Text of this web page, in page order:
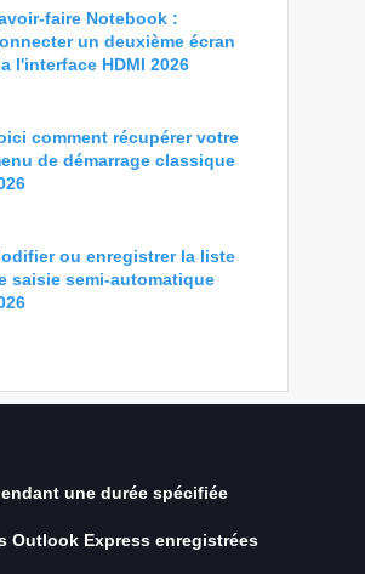
faire Notebook :
un deuxième écran
l'interface HDMI 2026
comment récupérer votre
de démarrage classique
ou enregistrer la liste
saisie semi-automatique
une durée spécifiée
Outlook Express enregistrées